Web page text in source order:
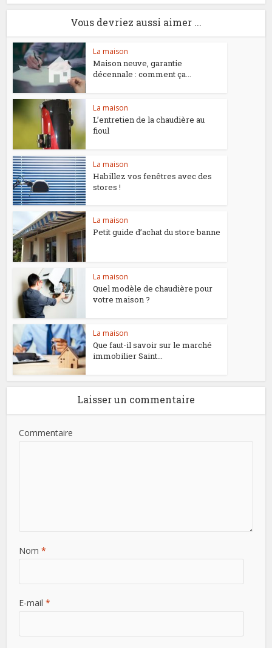
Vous devriez aussi aimer ...
La maison
Maison neuve, garantie
décennale : comment ça...
La maison
L’entretien de la chaudière au
fioul
La maison
Habillez vos fenêtres avec des
stores !
La maison
Petit guide d’achat du store banne
La maison
Quel modèle de chaudière pour
votre maison ?
La maison
Que faut-il savoir sur le marché
immobilier Saint...
Laisser un commentaire
Commentaire
Nom*
E-mail*